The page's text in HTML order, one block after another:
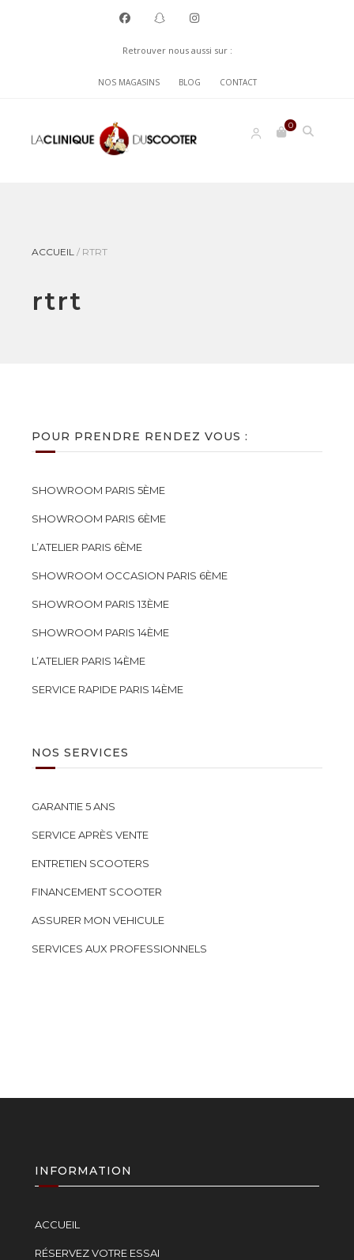
Retrouver nous aussi sur :
NOS MAGASINS BLOG CONTACT
0
ACCUEIL / RTRT
rtrt
POUR PRENDRE RENDEZ VOUS :
SHOWROOM PARIS 5ÈME
SHOWROOM PARIS 6ÈME
L’ATELIER PARIS 6ÈME
SHOWROOM OCCASION PARIS 6ÈME
SHOWROOM PARIS 13ÈME
SHOWROOM PARIS 14ÈME
L’ATELIER PARIS 14ÈME
SERVICE RAPIDE PARIS 14ÈME
NOS SERVICES
GARANTIE 5 ANS
SERVICE APRÈS VENTE
ENTRETIEN SCOOTERS
FINANCEMENT SCOOTER
ASSURER MON VEHICULE
SERVICES AUX PROFESSIONNELS
INFORMATION
ACCUEIL
RÉSERVEZ VOTRE ESSAI